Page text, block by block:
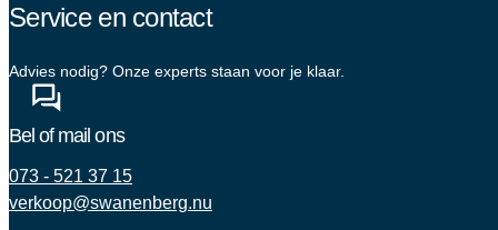
Service en contact
Advies nodig? Onze experts staan voor je klaar.
Bel of mail ons
073 - 521 37 15
verkoop@swanenberg.nu